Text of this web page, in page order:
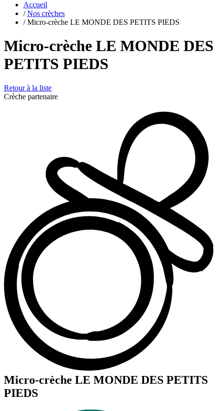
Accueil
/ Nos crèches
/ Micro-crèche LE MONDE DES PETITS PIEDS
Micro-crèche LE MONDE DES
PETITS PIEDS
Retour à la liste
Crèche partenaire
Micro-crèche LE MONDE DES PETITS
PIEDS